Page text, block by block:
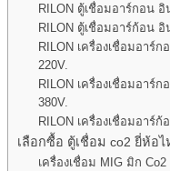
RILON ตู้เชื่อมอาร์กอน อิ
RILON ตู้เชื่อมอาร์ก้อน อิ
RILON เครื่องเชื่อมอาร์ก
220V.
RILON เครื่องเชื่อมอาร์ก
380V.
RILON เครื่องเชื่อมอาร์ก้
เลือกซื้อ ตู้เชื่อม co2 ยี่ห้อ
เครื่องเชื่อม MIG มิก Co2